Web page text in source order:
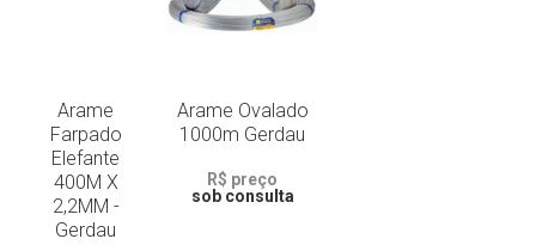
Arame
Farpado
Elefante
400M X
2,2MM -
Gerdau
Arame Ovalado
1000m Gerdau
R$ preço
sob consulta